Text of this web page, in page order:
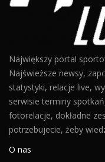
Największy portal
Najświeższe newsy,
statystyki, relacje live,
serwisie terminy
fotorelacje, dokładne
potrzebujecie, żeby
O nas